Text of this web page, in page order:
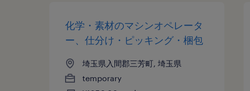
化学・素材のマシンオペレータ
ー、仕分け・ピッキング・梱包
埼玉県入間郡三芳町, 埼玉県
temporary